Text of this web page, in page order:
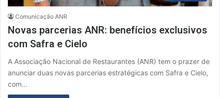
Comunicação ANR
Novas parcerias ANR: benefícios exclusivos
com Safra e Cielo
A Associação Nacional de Restaurantes (ANR) tem o prazer de
anunciar duas novas parcerias estratégicas com Safra e Cielo,
com…